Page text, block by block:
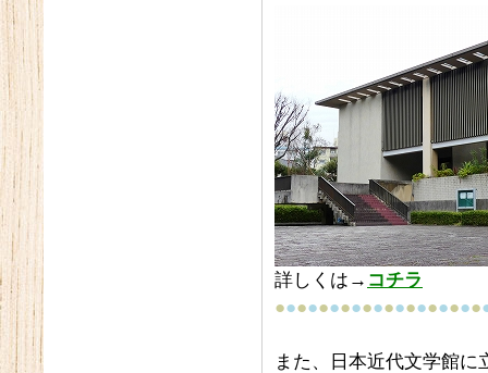
詳しくは→ コチラ
●●●●●●●●●●●●●●●●●●●
また、日本近代文学館に